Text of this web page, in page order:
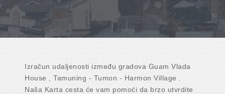
Izračun udaljenosti između gradova Guam Vlada
House , Tamuning - Tumon - Harmon Village .
Naša Karta cesta će vam pomoći da brzo utvrdite